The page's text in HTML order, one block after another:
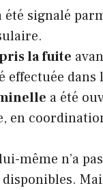
été signalé
la fuite
effectuée
a été
même n’a